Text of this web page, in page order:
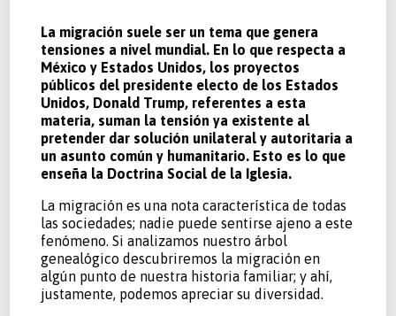
La migración suele ser un tema que genera
tensiones a nivel mundial. En lo que respecta a
México y Estados Unidos, los proyectos
públicos del presidente electo de los Estados
Unidos, Donald Trump, referentes a esta
materia, suman la tensión ya existente al
pretender dar solución unilateral y autoritaria a
un asunto común y humanitario. Esto es lo que
enseña la Doctrina Social de la Iglesia.
La migración es una nota característica de todas
las sociedades; nadie puede sentirse ajeno a este
fenómeno. Si analizamos nuestro árbol
genealógico descubriremos la migración en
algún punto de nuestra historia familiar; y ahí,
justamente, podemos apreciar su diversidad.